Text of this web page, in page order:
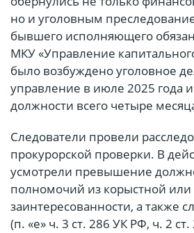
но и уголовным
бывшего исполняющего
МКУ «Управление
было возбуждено уголовное
управление в июле 2025 года
должности всего четыре
Следователи провели
прокурорской проверки. В
усмотрели превышение
полномочий из корыстной
заинтересованности, а также
(п. «е» ч. 3 ст. 286 УК РФ, ч. 2